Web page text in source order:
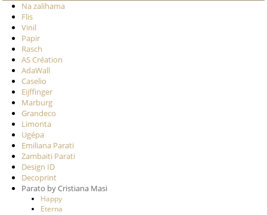
Na zalihama
Flis
Vinil
Papir
Rasch
AS Création
AdaWall
Caselio
Eijffinger
Marburg
Grandeco
Limonta
Ugépa
Emiliana Parati
Zambaiti Parati
Design ID
Decoprint
Parato by Cristiana Masi
Happy
Eterna